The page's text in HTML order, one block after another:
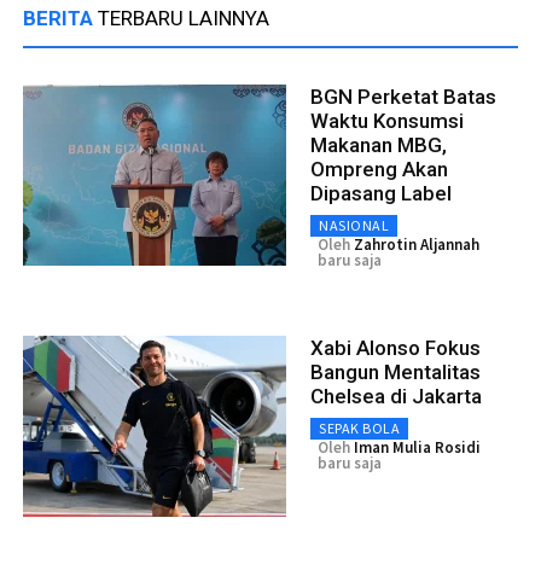
BERITA TERBARU LAINNYA
BGN Perketat Batas
Waktu Konsumsi
Makanan MBG,
Ompreng Akan
Dipasang Label
NASIONAL
Oleh Zahrotin Aljannah
baru saja
Xabi Alonso Fokus
Bangun Mentalitas
Chelsea di Jakarta
SEPAK BOLA
Oleh Iman Mulia Rosidi
baru saja